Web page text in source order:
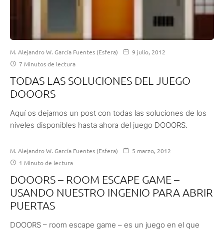
M. Alejandro W. García Fuentes (Esfera)
9 julio, 2012
7 Minutos de lectura
TODAS LAS SOLUCIONES DEL JUEGO
DOOORS
Aquí os dejamos un post con todas las soluciones de los
niveles disponibles hasta ahora del juego DOOORS.
M. Alejandro W. García Fuentes (Esfera)
5 marzo, 2012
1 Minuto de lectura
DOOORS – ROOM ESCAPE GAME –
USANDO NUESTRO INGENIO PARA ABRIR
PUERTAS
DOOORS – room escape game – es un juego en el que